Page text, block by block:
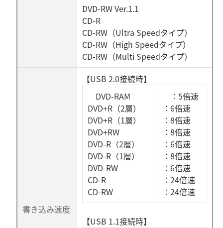
DVD-RW Ver.1.1
CD-R
CD-RW（Ultra Speedタイプ）
CD-RW（High Speedタイプ）
CD-RW（Multi Speedタイプ）
書き込み速度
【USB 2.0接続時】
DVD-RAM
DVD+R（2層）
DVD+R（1層）
DVD+RW
DVD-R（2層）
DVD-R（1層）
DVD-RW
CD-R
CD-RW
：5倍速
：6倍速
：8倍速
：8倍速
：6倍速
：8倍速
：6倍速
：24倍速
：24倍速
【USB 1.1接続時】